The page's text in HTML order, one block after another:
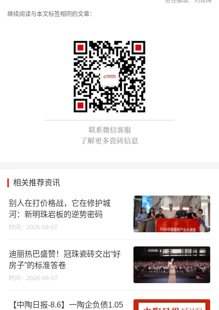
继续阅读与本文标签相同的文章：
相关推荐资讯
别人在打价格战，它在修护城
河：新明珠岩板的逆势密码
时间：2026-08-07
迪丽热巴盛赞！冠珠瓷砖交出“好
房子”的标准答卷
时间：2026-08-07
【中陶日报-8.6】一陶企负债1.05